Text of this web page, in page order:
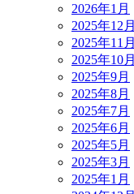
2026年1月
2025年12月
2025年11月
2025年10月
2025年9月
2025年8月
2025年7月
2025年6月
2025年5月
2025年3月
2025年1月